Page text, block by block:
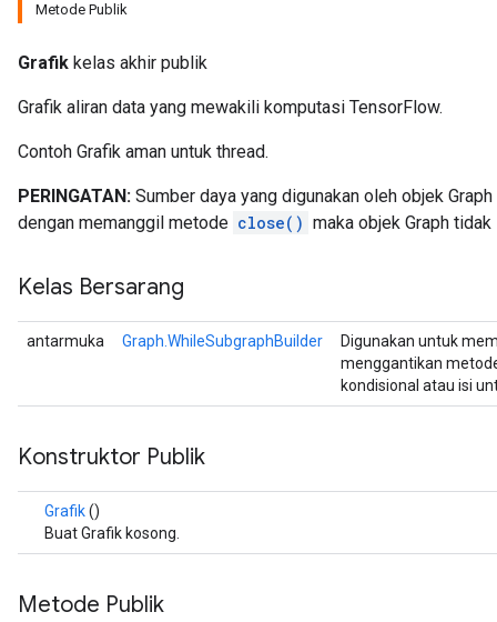
Metode Publik
Grafik kelas akhir publik
Grafik aliran data yang mewakili komputasi TensorFlow.
Contoh Grafik aman untuk thread.
PERINGATAN: Sumber daya yang digunakan oleh objek
dengan memanggil metode close() maka objek Graph
Kelas Bersarang
antarmuka Graph.WhileSubgraphBuilder
Digunakan untuk
menggantikan
kondisional atau isi
Konstruktor Publik
Grafik()
Buat Grafik kosong.
Metode Publik